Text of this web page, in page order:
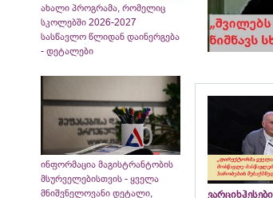
ახალი პროგრამა, რომელიც
სკოლებში 2026-2027
სასწავლო წლიდან დაინერგება
- დეტალები
ინფორმაცია მაგისტრანტობის
მსურველებისთვის - ყველა
მნიშვნელოვანი დეტალი,